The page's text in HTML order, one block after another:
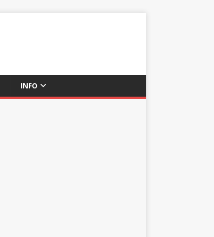
INFO